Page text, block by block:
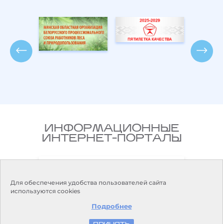
ИНФОРМАЦИОННЫЕ
ИНТЕРНЕТ-ПОРТАЛЫ
Беларусь
Для обеспечения удобства пользователей сайта
используются cookies
Подробнее